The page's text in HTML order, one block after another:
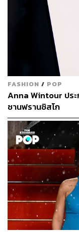
FASHION / POP
Anna Wintour ปร
ซานฟรานซิสโก